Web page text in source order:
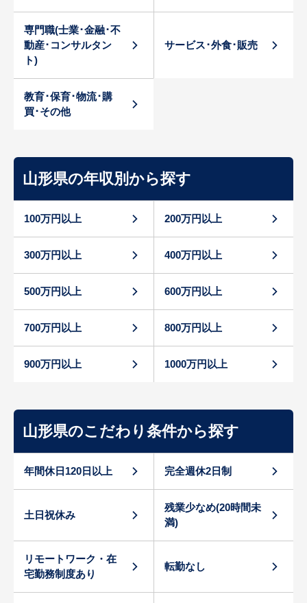
専門職(士業･金融･不
動産･コンサルタン
ト)
サービス･外食･販売
教育･保育･物流･購
買･その他
山形県の年収別から探す
100万円以上 200万円以上
300万円以上 400万円以上
500万円以上 600万円以上
700万円以上 800万円以上
900万円以上 1000万円以上
山形県のこだわり条件から探す
年間休日120日以上 完全週休2日制
土日祝休み
残業少なめ(20時間未
満)
リモートワーク・在
宅勤務制度あり
転勤なし